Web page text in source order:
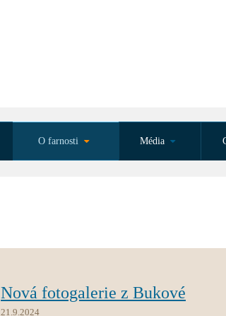
O farnosti Média
Nová fotogalerie z Bukové
21.9.2024